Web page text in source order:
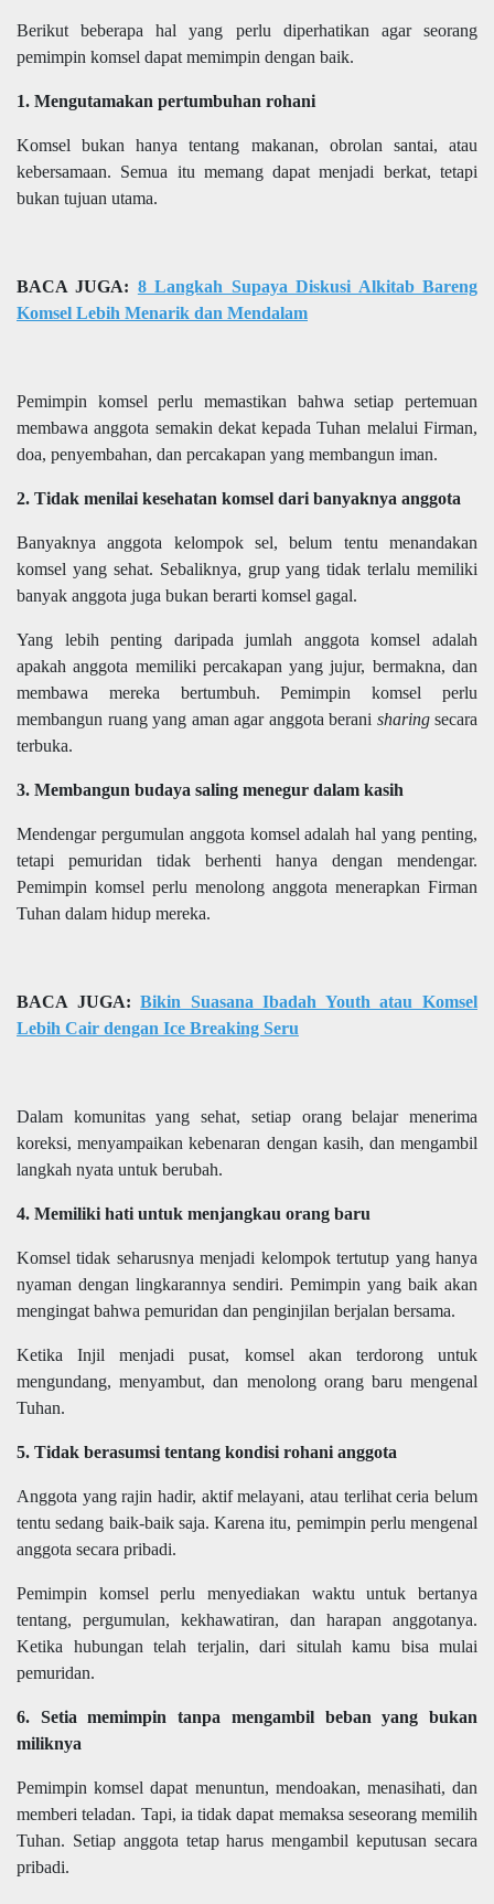
Berikut beberapa hal yang perlu diperhatikan agar seorang
pemimpin komsel dapat memimpin dengan baik.
1. Mengutamakan pertumbuhan rohani
Komsel bukan hanya tentang makanan, obrolan santai, atau
kebersamaan. Semua itu memang dapat menjadi berkat, tetapi
bukan tujuan utama.
BACA JUGA: 8 Langkah Supaya Diskusi Alkitab Bareng
Komsel Lebih Menarik dan Mendalam
Pemimpin komsel perlu memastikan bahwa setiap pertemuan
membawa anggota semakin dekat kepada Tuhan melalui Firman,
doa, penyembahan, dan percakapan yang membangun iman.
2. Tidak menilai kesehatan komsel dari banyaknya anggota
Banyaknya anggota kelompok sel, belum tentu menandakan
komsel yang sehat. Sebaliknya, grup yang tidak terlalu memiliki
banyak anggota juga bukan berarti komsel gagal.
Yang lebih penting daripada jumlah anggota komsel adalah
apakah anggota memiliki percakapan yang jujur, bermakna, dan
membawa mereka bertumbuh. Pemimpin komsel perlu
membangun ruang yang aman agar anggota berani sharing secara
terbuka.
3. Membangun budaya saling menegur dalam kasih
Mendengar pergumulan anggota komsel adalah hal yang penting,
tetapi pemuridan tidak berhenti hanya dengan mendengar.
Pemimpin komsel perlu menolong anggota menerapkan Firman
Tuhan dalam hidup mereka.
BACA JUGA:Bikin Suasana Ibadah Youth atau Komsel
Lebih Cair dengan Ice Breaking Seru
Dalam komunitas yang sehat, setiap orang belajar menerima
koreksi, menyampaikan kebenaran dengan kasih, dan mengambil
langkah nyata untuk berubah.
4. Memiliki hati untuk menjangkau orang baru
Komsel tidak seharusnya menjadi kelompok tertutup yang hanya
nyaman dengan lingkarannya sendiri. Pemimpin yang baik akan
mengingat bahwa pemuridan dan penginjilan berjalan bersama.
Ketika Injil menjadi pusat, komsel akan terdorong untuk
mengundang, menyambut, dan menolong orang baru mengenal
Tuhan.
5. Tidak berasumsi tentang kondisi rohani anggota
Anggota yang rajin hadir, aktif melayani, atau terlihat ceria belum
tentu sedang baik-baik saja. Karena itu, pemimpin perlu mengenal
anggota secara pribadi.
Pemimpin komsel perlu menyediakan waktu untuk bertanya
tentang, pergumulan, kekhawatiran, dan harapan anggotanya.
Ketika hubungan telah terjalin, dari situlah kamu bisa mulai
pemuridan.
6. Setia memimpin tanpa mengambil beban yang bukan
miliknya
Pemimpin komsel dapat menuntun, mendoakan, menasihati, dan
memberi teladan. Tapi, ia tidak dapat memaksa seseorang memilih
Tuhan. Setiap anggota tetap harus mengambil keputusan secara
pribadi.